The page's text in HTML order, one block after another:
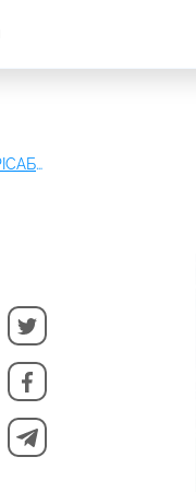
ТРЕККІНГ В МЕКСИЦІ | СХОДЖЕННЯ НА ОРІСАБО, ТАЄМНИЦІ ЮКАТАНУ